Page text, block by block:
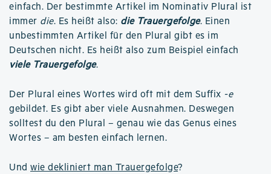
einfach. Der bestimmte Artikel im Nominativ Plural ist
immer die. Es heißt also: die Trauergefolge. Einen
unbestimmten Artikel für den Plural gibt es im
Deutschen nicht. Es heißt also zum Beispiel einfach
viele Trauergefolge.
Der Plural eines Wortes wird oft mit dem Suffix -e
gebildet. Es gibt aber viele Ausnahmen. Deswegen
solltest du den Plural – genau wie das Genus eines
Wortes – am besten einfach lernen.
Und wie dekliniert man Trauergefolge?